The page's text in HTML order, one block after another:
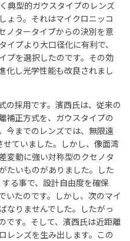
典型的ガウスタイプのレンズ
ょう。それはマイクロニッコ
ノタータイプからの決別を意
イプより大口径化に有利で、
プを選択したのです。その効
化し光学性能も改良されまし
の採用です。濱西氏は、従来の
補正方式を、ガウスタイプの
今までのレンズでは、無限遠
ていました。しかし、像面湾
変動に強い対称型のクセノタ
たいものがありました。した
る事で、設計自由度を確保
いたのです。しかし、次のマイ
なりませんでした。したがっ
です。そして、濱西氏は近距離
レンズを生み出します。この